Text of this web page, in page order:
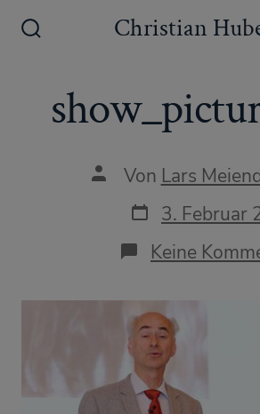
Inhalt
Christian
Autor
Beitrags
Von Lars
Datum
des
Beitrags
3. Februar
Keine